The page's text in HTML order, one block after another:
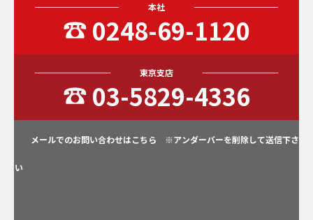
本社
0248-69-1120
東京支店
03-5829-4336
メールでのお問い合わせはこちら ※アンダーバーを削除して送信下さ
い